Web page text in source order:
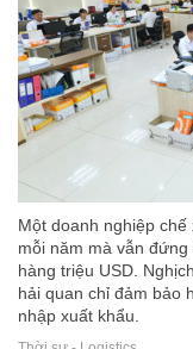
Một doanh nghiệp
mỗi năm mà vẫn
hàng triệu USD.
hải quan chỉ đảm bảo
nhập xuất khẩu.